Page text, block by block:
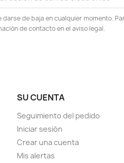
darse de baja en cualquier momento.
de contacto en el aviso legal.
SU CUENTA
Seguimiento del pedido
Iniciar sesión
Crear una cuenta
Mis alertas